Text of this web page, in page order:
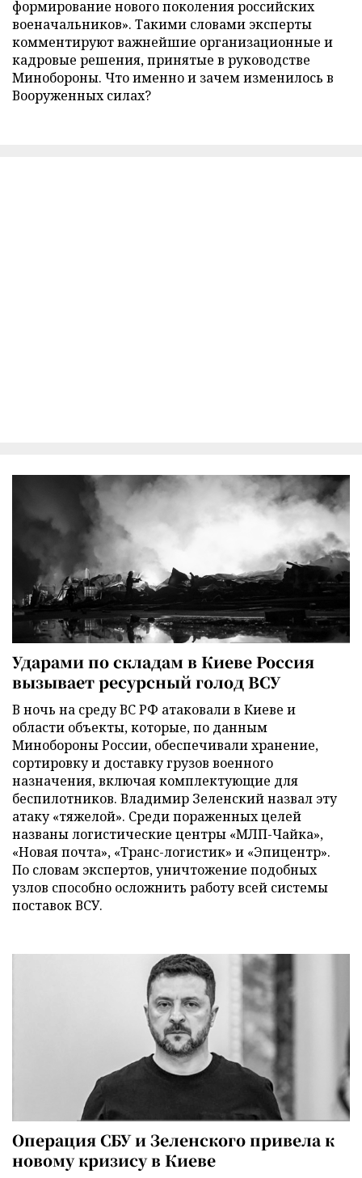
формирование нового поколения российских
военачальников». Такими словами эксперты
комментируют важнейшие организационные и
кадровые решения, принятые в руководстве
Минобороны. Что именно и зачем изменилось в
Вооруженных силах?
Ударами по складам в Киеве Россия
вызывает ресурсный голод ВСУ
В ночь на среду ВС РФ атаковали в Киеве и
области объекты, которые, по данным
Минобороны России, обеспечивали хранение,
сортировку и доставку грузов военного
назначения, включая комплектующие для
беспилотников. Владимир Зеленский назвал эту
атаку «тяжелой». Среди пораженных целей
названы логистические центры «МЛП-Чайка»,
«Новая почта», «Транс-логистик» и «Эпицентр».
По словам экспертов, уничтожение подобных
узлов способно осложнить работу всей системы
поставок ВСУ.
Операция СБУ и Зеленского привела к
новому кризису в Киеве